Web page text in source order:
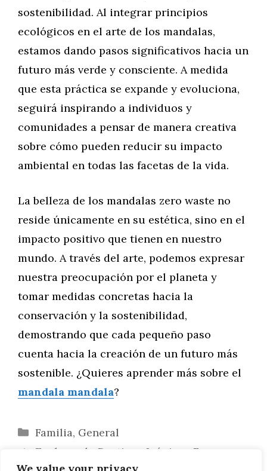
sostenibilidad. Al integrar principios
ecológicos en el arte de los mandalas,
estamos dando pasos significativos hacia un
futuro más verde y consciente. A medida
que esta práctica se expande y evoluciona,
seguirá inspirando a individuos y
comunidades a pensar de manera creativa
sobre cómo pueden reducir su impacto
ambiental en todas las facetas de la vida.
La belleza de los mandalas zero waste no
reside únicamente en su estética, sino en el
impacto positivo que tienen en nuestro
mundo. A través del arte, podemos expresar
nuestra preocupación por el planeta y
tomar medidas concretas hacia la
conservación y la sostenibilidad,
demostrando que cada pequeño paso
cuenta hacia la creación de un futuro más
sostenible. ¿Quieres aprender más sobre el
mandala mandala?
Categorías
Familia, General
Explorando Destinos Icónicos Famosos